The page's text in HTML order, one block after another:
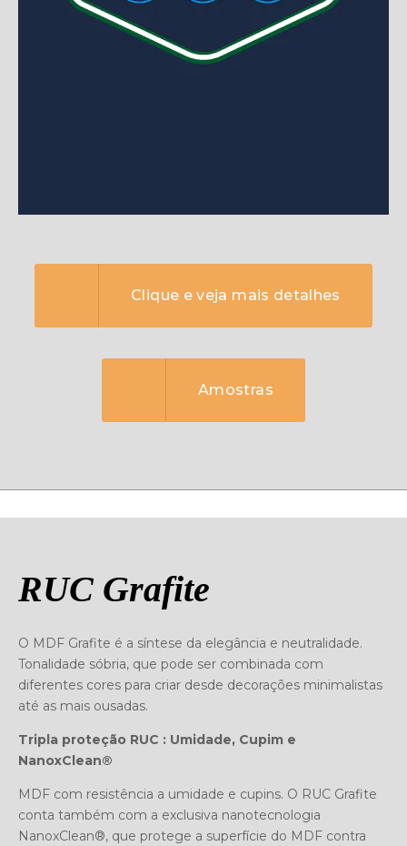
Clique e veja mais detalhes
Amostras
RUC Grafite
O MDF Grafite é a síntese da elegância e neutralidade.
Tonalidade sóbria, que pode ser combinada com
diferentes cores para criar desde decorações minimalistas
até as mais ousadas.
Tripla proteção RUC : Umidade, Cupim e
NanoxClean®
MDF com resistência a umidade e cupins. O RUC Grafite
conta também com a exclusiva nanotecnologia
NanoxClean®, que protege a superfície do MDF contra